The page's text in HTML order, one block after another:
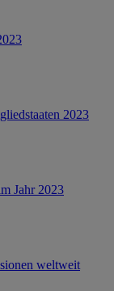
2023
Jahr 2023
weltweit